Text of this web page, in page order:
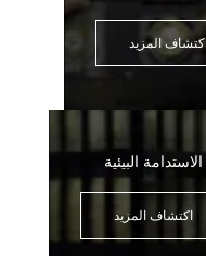
اكتشاف المزيد
الاستدامة البيئية
اكتشاف المزيد